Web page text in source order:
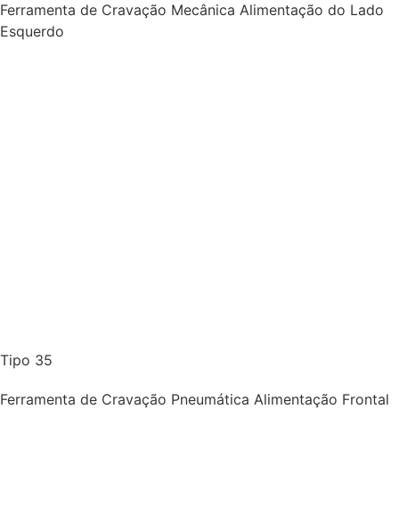
Ferramenta de Cravação Mecânica Alimentação do Lado
Esquerdo
Tipo 35
Ferramenta de Cravação Pneumática Alimentação Frontal